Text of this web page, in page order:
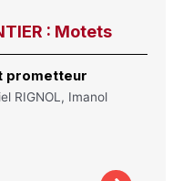
: Motets
prometteur
RIGNOL, Imanol